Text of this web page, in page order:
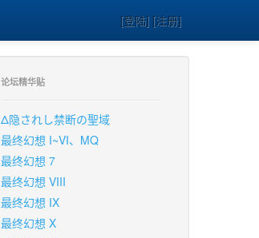
[登陆] [注册]
论坛精华贴
Δ隐されし禁断の聖域
最终幻想 I~VI、MQ
最终幻想 7
最终幻想 VIII
最终幻想 IX
最终幻想 X